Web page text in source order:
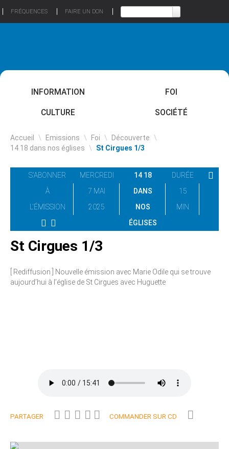
FRÉQUENCES FAIRE UN DON
INFORMATION FOI
CULTURE SOCIÉTÉ
Accueil \ Emissions \ Foi \ Découverte \
14 18 dans nos églises \ St Cirgues 1/3
S'ABONNER
À
L'ÉMISSION
MERCREDI
7 MAI
2025
14 18
DANS
NOS
ÉGLISES
DURÉE
15
MIN
St Cirgues 1/3
[ Rediffusion ] Nouvelle émission avec Marie Odile qui se trouve
aujourd’hui à l’église de St Cirgues avec Huguette
PARTAGER COMMANDER SUR CD